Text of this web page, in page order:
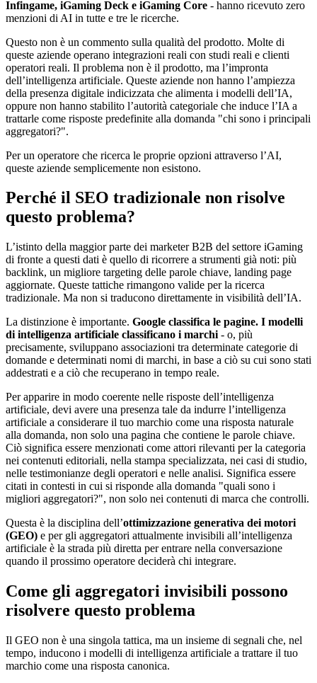
Infingame, iGaming Deck e iGaming Core - hanno ricevuto zero
menzioni di AI in tutte e tre le ricerche.
Questo non è un commento sulla qualità del prodotto. Molte di
queste aziende operano integrazioni reali con studi reali e clienti
operatori reali. Il problema non è il prodotto, ma l’impronta
dell’intelligenza artificiale. Queste aziende non hanno l’ampiezza
della presenza digitale indicizzata che alimenta i modelli dell’IA,
oppure non hanno stabilito l’autorità categoriale che induce l’IA a
trattarle come risposte predefinite alla domanda "chi sono i principali
aggregatori?".
Per un operatore che ricerca le proprie opzioni attraverso l’AI,
queste aziende semplicemente non esistono.
Perché il SEO tradizionale non risolve
questo problema?
L’istinto della maggior parte dei marketer B2B del settore iGaming
di fronte a questi dati è quello di ricorrere a strumenti già noti: più
backlink, un migliore targeting delle parole chiave, landing page
aggiornate. Queste tattiche rimangono valide per la ricerca
tradizionale. Ma non si traducono direttamente in visibilità dell’IA.
La distinzione è importante. Google classifica le pagine. I modelli
di intelligenza artificiale classificano i marchi - o, più
precisamente, sviluppano associazioni tra determinate categorie di
domande e determinati nomi di marchi, in base a ciò su cui sono stati
addestrati e a ciò che recuperano in tempo reale.
Per apparire in modo coerente nelle risposte dell’intelligenza
artificiale, devi avere una presenza tale da indurre l’intelligenza
artificiale a considerare il tuo marchio come una risposta naturale
alla domanda, non solo una pagina che contiene le parole chiave.
Ciò significa essere menzionati come attori rilevanti per la categoria
nei contenuti editoriali, nella stampa specializzata, nei casi di studio,
nelle testimonianze degli operatori e nelle analisi. Significa essere
citati in contesti in cui si risponde alla domanda "quali sono i
migliori aggregatori?", non solo nei contenuti di marca che controlli.
Questa è la disciplina dell’ottimizzazione generativa dei motori
(GEO) e per gli aggregatori attualmente invisibili all’intelligenza
artificiale è la strada più diretta per entrare nella conversazione
quando il prossimo operatore deciderà chi integrare.
Come gli aggregatori invisibili possono
risolvere questo problema
Il GEO non è una singola tattica, ma un insieme di segnali che, nel
tempo, inducono i modelli di intelligenza artificiale a trattare il tuo
marchio come una risposta canonica.